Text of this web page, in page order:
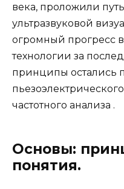
века, проложили
ультразвуковой
огромный прогресс в
технологии за
принципы остались
частотного анализа .
Основы:
понятия.